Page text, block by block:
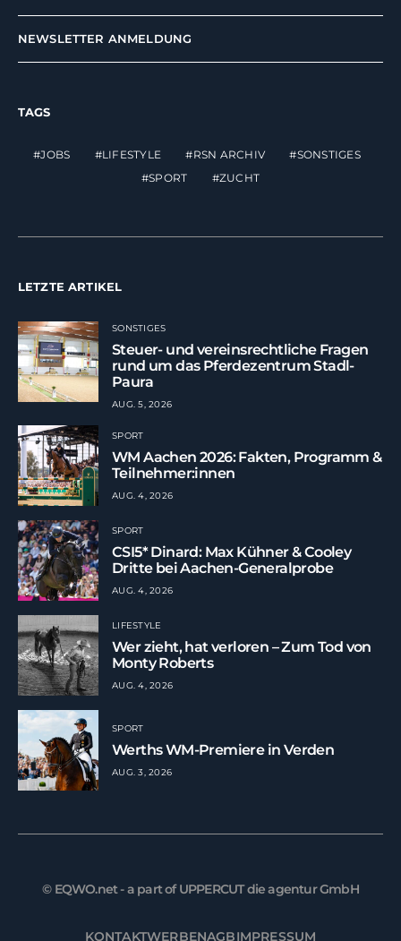
NEWSLETTER ANMELDUNG
TAGS
JOBS LIFESTYLE RSN ARCHIV
SONSTIGES
SPORT
ZUCHT
LETZTE ARTIKEL
SONSTIGES
Steuer- und vereinsrechtliche Fragen
rund um das Pferdezentrum Stadl-
Paura
AUG. 5, 2026
SPORT
WM Aachen 2026: Fakten, Programm &
Teilnehmer:innen
AUG. 4, 2026
SPORT
CSI5* Dinard: Max Kühner & Cooley
Dritte bei Aachen-Generalprobe
AUG. 4, 2026
LIFESTYLE
Wer zieht, hat verloren – Zum Tod von
Monty Roberts
AUG. 4, 2026
SPORT
Werths WM-Premiere in Verden
AUG. 3, 2026
© EQWO.net - a part of UPPERCUT die agentur GmbH
KONTAKTWERBENAGBIMPRESSUM